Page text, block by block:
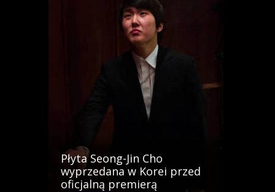
Płyta Seong-Jin Cho
wyprzedana w Korei przed
oficjalną premierą